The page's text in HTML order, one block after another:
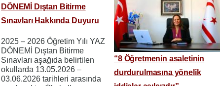
DÖNEMİ Dıştan Bitirme
Sınavları Hakkında Duyuru
2025 – 2026 Öğretim Yılı YAZ
DÖNEMİ Dıştan Bitirme
Sınavları aşağıda belirtilen
okullarda 13.05.2026 –
03.06.2026 tarihleri arasında
“8 Öğretmenin asaletinin
durdurulmasına yönelik